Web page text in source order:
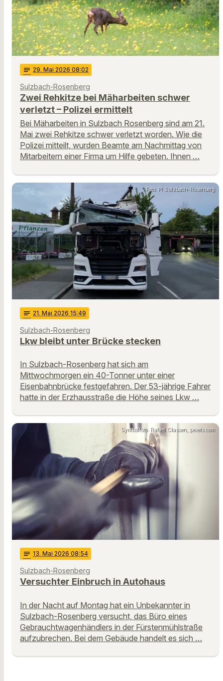
notes 29. Mai 2026 08:02
Sulzbach-Rosenberg
Zwei Rehkitze bei Mäharbeiten schwer
verletzt – Polizei ermittelt
Bei Mäharbeiten in Sulzbach Rosenberg sind am 21.
Mai zwei Rehkitze schwer verletzt worden. Wie die
Polizei mitteilt, wurden Beamte am Nachmittag von
Mitarbeitern einer Firma um Hilfe gebeten. Ihnen …
Foto: PI Sulzbach-Rosenberg
notes 21. Mai 2026 15:49
Sulzbach-Rosenberg
Lkw bleibt unter Brücke stecken
In Sulzbach-Rosenberg hat sich am
Mittwochmorgen ein 40-Tonner unter einer
Eisenbahnbrücke festgefahren. Der 53-jährige Fahrer
hatte in der Erzhausstraße die Höhe seines Lkw …
Symbolfoto: Rafael Classen, pexels.com
notes 13. Mai 2026 08:54
Sulzbach-Rosenberg
Versuchter Einbruch in Autohaus
In der Nacht auf Montag hat ein Unbekannter in
Sulzbach-Rosenberg versucht, das Büro eines
Gebrauchtwagenhändlers in der Fürstenmühlstraße
aufzubrechen. Bei dem Gebäude handelt es sich …